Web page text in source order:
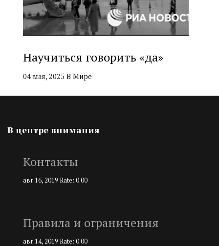
Научиться говорить «да»
04 мая, 2025 В Мире
В центре внимания
Контакты
авг 16, 2019 Rate: 0.00
Правила и ограничения
авг 14, 2019 Rate: 0.00